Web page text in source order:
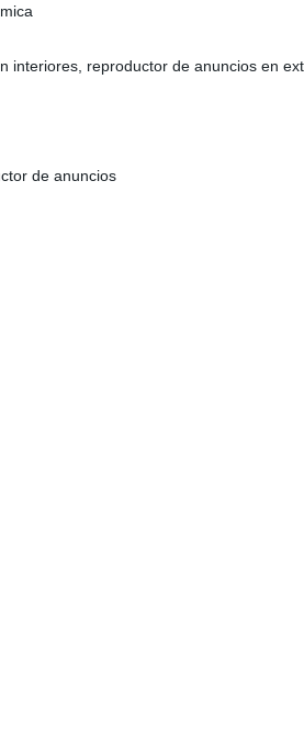
interiores, reproductor de anuncios en
de anuncios